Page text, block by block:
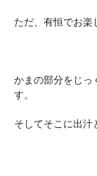
ただ、有恒でお楽
かまの部分をじっ
す。
そしてそこに出汁